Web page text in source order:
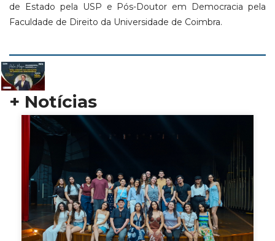
de Estado pela USP e Pós-Doutor em Democracia pela
Faculdade de Direito da Universidade de Coimbra.
+ Notícias